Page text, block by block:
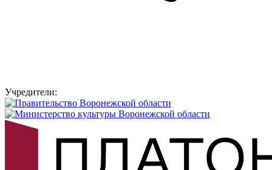
Учредители: